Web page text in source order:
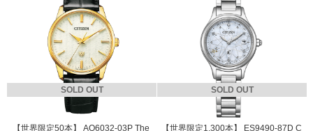
SOLD OUT
【世界限定50本】 AQ6032-03P The
SOLD OUT
【世界限定1,300本】 ES9490-87D C